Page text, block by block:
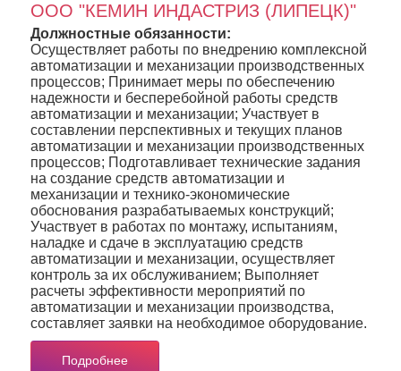
ООО "КЕМИН ИНДАСТРИЗ (ЛИПЕЦК)"
Должностные обязанности:
Осуществляет работы по внедрению комплексной
автоматизации и механизации производственных
процессов; Принимает меры по обеспечению
надежности и бесперебойной работы средств
автоматизации и механизации; Участвует в
составлении перспективных и текущих планов
автоматизации и механизации производственных
процессов; Подготавливает технические задания
на создание средств автоматизации и
механизации и технико-экономические
обоснования разрабатываемых конструкций;
Участвует в работах по монтажу, испытаниям,
наладке и сдаче в эксплуатацию средств
автоматизации и механизации, осуществляет
контроль за их обслуживанием; Выполняет
расчеты эффективности мероприятий по
автоматизации и механизации производства,
составляет заявки на необходимое оборудование.
Подробнее